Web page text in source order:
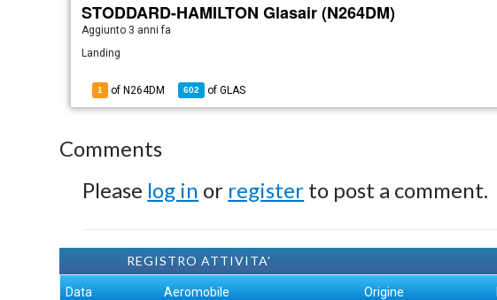
STODDARD-HAMILTON Glasair (N264DM)
Aggiunto 3 anni fa
Landing
1 of N264DM 602 ofGLAS
Comments
Please log in or register to post a comment.
REGISTRO ATTIVITA'
Data Aeromobile Origine